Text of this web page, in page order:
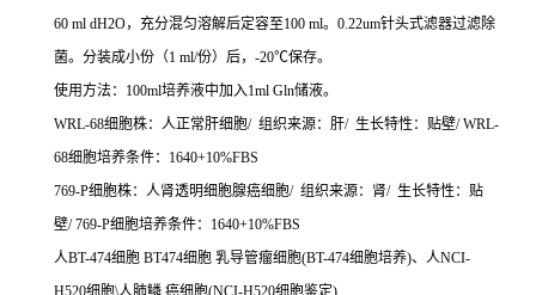
60 ml dH2O，充分混匀溶解后定容至100 ml。0.22um针头式滤器过滤除
菌。分装成小份（1 ml/份）后，-20℃保存。
使用方法：100ml培养液中加入1ml Gln储液。
WRL-68细胞株：人正常肝细胞/ 组织来源：肝/ 生长特性：贴壁/ WRL-
68细胞培养条件：1640+10%FBS
769-P细胞株：人肾透明细胞腺癌细胞/ 组织来源：肾/ 生长特性：贴
壁/ 769-P细胞培养条件：1640+10%FBS
人BT-474细胞 BT474细胞 乳导管瘤细胞(BT-474细胞培养)、人NCI-
H520细胞\人肺鳞 癌细胞(NCI-H520细胞鉴定)